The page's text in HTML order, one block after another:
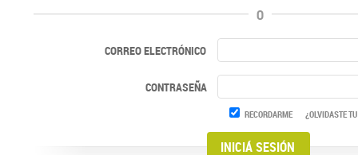
O
CORREO ELECTRÓNICO
CONTRASEÑA
RECORDARME ¿OLVIDASTE TU